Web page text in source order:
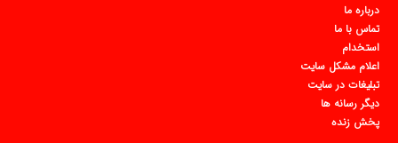
درباره ما
تماس با ما
استخدام
اعلام مشکل سایت
تبلیغات در سایت
دیگر رسانه ها
پخش زنده